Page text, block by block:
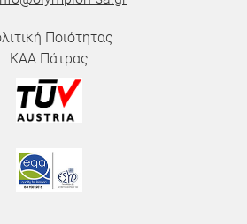
Ποιότητας
ΚΑΑ Πάτρας